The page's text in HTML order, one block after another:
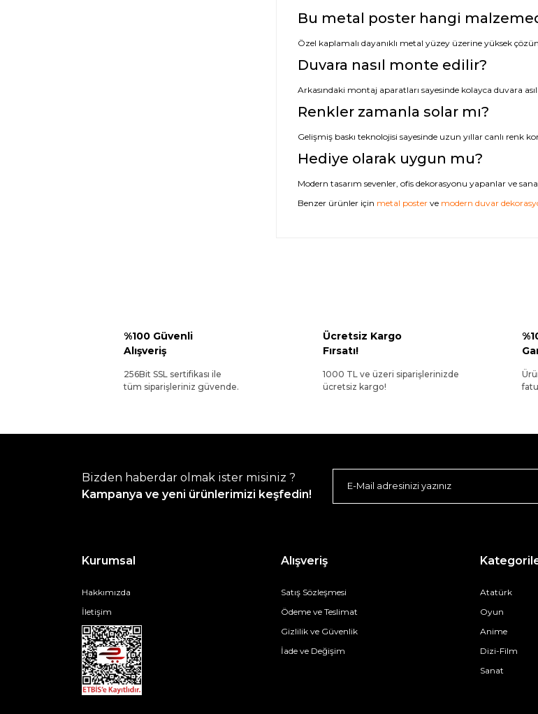
Bu metal poster hangi
Özel kaplamalı dayanıklı metal yüzey üzerine yüksek
Duvara nasıl monte edilir?
Arkasındaki montaj aparatları sayesinde kolayca duvara
Renkler zamanla solar mı?
Gelişmiş baskı teknolojisi sayesinde uzun yıllar canlı renk
Hediye olarak uygun mu?
Modern tasarım sevenler, ofis dekorasyonu yapanlar ve
Benzer ürünler için metal posterve modern duvar
%100 Güvenli
Alışveriş
256Bit SSL sertifikası ile
tüm siparişleriniz güvende.
Ücretsiz Kargo
Fırsatı!
1000 TL ve üzeri siparişlerinizde
ücretsiz kargo!
Bizden haberdar olmak ister misiniz ?
Kampanya ve yeni ürünlerimizi keşfedin!
Kurumsal
Hakkımızda
İletişim
Alışveriş
Satış Sözleşmesi
Ödeme ve Teslimat
Gizlilik ve Güvenlik
İade ve Değişim
Atatürk
Oyun
Anime
Dizi-Film
Sanat